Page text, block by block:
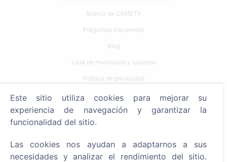
Acerca de CEMETY
Preguntas frecuentes
Blog
Lista de municipios y usuarios
Política de privacidad
Política de pagos
Configuración de cookies
Buscar fallecidos
Este sitio utiliza cookies para mejorar su
experiencia de navegación y garantizar la
funcionalidad del sitio.
Las cookies nos ayudan a adaptarnos a sus
necesidades y analizar el rendimiento del sitio.